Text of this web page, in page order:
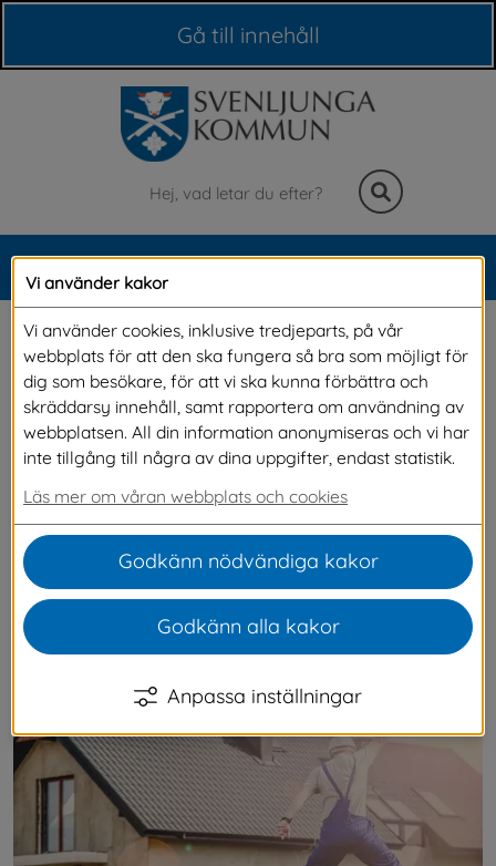
Gå till innehåll
Sök
Meny
Nya byggregler för
Tekniska krav
Från 1 juli 2025 gäller nya byggregler som
handlar om de tekniska kraven och hur de ska
kommer det att vara valfritt om du vill söka
bygglov med de gamla eller nya reglerna. Efter
den 1 juli 2026 gäller endast de nya
byggreglerna.
Vi använder kakor
Vi använder cookies, inklusive tredjeparts, på vår
webbplats för att den ska fungera så bra som möjligt för
dig som besökare, för att vi ska kunna förbättra och
skräddarsy innehåll, samt rapportera om användning av
webbplatsen. All din information anonymiseras och vi har
inte tillgång till några av dina uppgifter, endast statistik.
Läs mer om våran webbplats och cookies
Godkänn nödvändiga kakor
Godkänn alla kakor
Anpassa inställningar